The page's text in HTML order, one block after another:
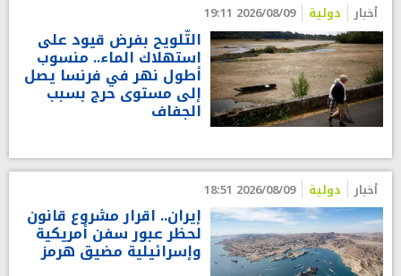
أخبار دولية 2026/08/09 19:11
التّلويح بفرض قيود على
استهلاك الماء.. منسوب
أطول نهر في فرنسا يصل
إلى مستوى حرج بسبب
الجفاف
أخبار دولية 2026/08/09 18:51
إيران.. اقرار مشروع قانون
لحظر عبور سفن أمريكية
وإسرائيلية مضيق هرمز